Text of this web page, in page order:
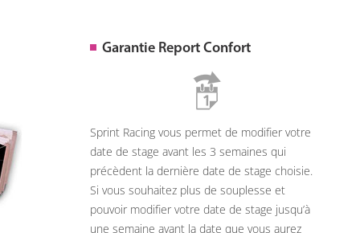
Garantie Report Confort
Sprint Racing vous permet de modifier votre
date de stage avant les 3 semaines qui
précèdent la dernière date de stage choisie.
Si vous souhaitez plus de souplesse et
pouvoir modifier votre date de stage jusqu’à
une semaine avant la date que vous aurez